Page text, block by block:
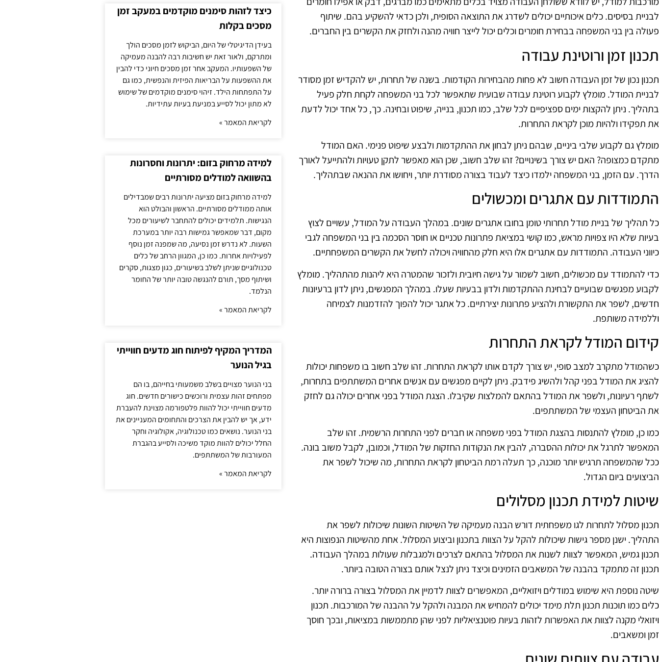
לבניית בסיסים. כלים איכותיים יכולים לשדרג את התוצאה הסופית, ולכן כדאי להשקיע בהם. שיתוף
פעולה בין בני המשפחה בבחירת חומרים וכלים יכול לייצר חוויה מהנה ולחזק את הקשרים בין החברים.
תכנון זמן ורוטינת עבודה
תכנון נכון של זמן העבודה חשוב לא פחות מהבחירות הקודמות. בשנה של תחרות, יש להקדיש זמן מסודר
לבניית המודל. מומלץ לקבוע רוטינת עבודה שבועית שתאפשר לכל בני המשפחה לקחת חלק פעיל
בתהליך. ניתן להקצות ימים ספציפיים לכל שלב, כמו תכנון, בנייה, שיפוט ובחינה. כך, כל אחד יכול לדעת
את תפקידו ולהיות מוכן לקראת התחרות.
מומלץ גם לקבוע שלבי ביניים, שבהם ניתן לבחון את ההתקדמות ולבצע שיפוט פנימי. האם המודל
מתקדם כמצופה? האם יש צורך בשינויים? זהו שלב חשוב, שכן הוא מאפשר לתקן טעויות ולהתייעל לאורך
הדרך. עם הזמן, בני המשפחה ילמדו כיצד לעבוד בצורה מסודרת יותר, ויחושו את ההנאה שבתהליך.
התמודדות עם אתגרים ומכשולים
כל תהליך של בניית מודל תחרותי טומן בחובו אתגרים שונים. במהלך העבודה על המודל, עשויים לצוץ
בעיות שלא היו צפויות מראש, כמו קושי במציאת פתרונות טכניים או חוסר הסכמה בין בני המשפחה לגבי
כיווני העבודה. התמודדות עם אתגרים אלו היא חלק מהחוויה ויכולה לחשל את הקשרים המשפחתיים.
כדי להתמודד עם מכשולים, חשוב לשמור על גישה חיובית ולזכור שהמטרה היא ליהנות מהתהליך. מומלץ
לקבוע מפגשים שבועיים לבחינת ההתקדמות ולדון בבעיות שעלו. במהלך המפגשים, ניתן לדון ברעיונות
חדשים, לשפר את התקשורת ולהציע פתרונות יצירתיים. כל אתגר יכול להפוך להזדמנות לצמיחה
וללמידה משותפת.
קידום המודל לקראת התחרות
כשהמודל מתקרב למצב סופי, יש צורך לקדם אותו לקראת התחרות. זהו שלב חשוב בו משפחות יכולות
להציג את המודל בפני קהל ולהשיג פידבק. ניתן לקיים מפגשים עם אנשים אחרים המשתתפים בתחרות,
לשתף רעיונות, ולשפר את המודל בהתאם להמלצות שקיבלו. הצגת המודל בפני אחרים יכולה גם לחזק
את הביטחון העצמי של המשתתפים.
כמו כן, מומלץ להתנסות בהצגת המודל בפני משפחה או חברים לפני התחרות הרשמית. זהו שלב
המאפשר לתרגל את יכולות ההסברה, להבין את הנקודות החזקות של המודל, וכמובן, לקבל משוב בונה.
ככל שהמשפחה תרגיש יותר מוכנה, כך תעלה רמת הביטחון לקראת התחרות, מה שיכול לשפר את
הביצועים ביום הגדול.
שיטות למידת תכנון מסלולים
תכנון מסלול לתחרות לגו משפחתית דורש הבנה מעמיקה של השיטות השונות שיכולות לשפר את
התהליך. ישנן מספר גישות שיכולות להקל על הצוות בתכנון וביצוע המסלול. אחת מהשיטות הנפוצות היא
תכנון גמיש, המאפשר לצוות לשנות את המסלול בהתאם לצרכים ולמגבלות שעולות במהלך העבודה.
תכנון זה מתמקד בהבנה של המשאבים הזמינים וכיצד ניתן לנצל אותם בצורה הטובה ביותר.
שיטה נוספת היא שימוש במודלים ויזואליים, המאפשרים לצוות לדמיין את המסלול בצורה ברורה יותר.
כלים כמו תוכנות תכנון תלת מימד יכולים להמחיש את המבנה ולהקל על ההבנה של המורכבות. תכנון
ויזואלי מקנה לצוות את האפשרות לזהות בעיות פוטנציאליות לפני שהן מתממשות במציאות, ובכך חוסך
זמן ומשאבים.
כיצד לזהות סימנים מוקדמים במעקב זמן
מסכים בקלות
בעידן הדיגיטלי של היום, הביקוש לזמן מסכים הולך
ומתרקם, ולאור זאת יש חשיבות רבה להבנה מעמיקה
של השפעותיו. המעקב אחר זמן מסכים חיוני כדי להבין
את ההשפעות על הבריאות הפיזית והנפשית, כמו גם
על התפתחות הילד. זיהוי סימנים מוקדמים של שימוש
לא מתון יכול לסייע במניעת בעיות עתידיות.
לקריאת המאמר »
למידה מרחוק בזום: יתרונות וחסרונות
בהשוואה למודלים מסורתיים
למידה מרחוק בזום מציעה יתרונות רבים שמבדילים
אותה ממודלים מסורתיים. הראשון והבולט הוא
הנגישות. תלמידים יכולים להתחבר לשיעורים מכל
מקום, דבר שמאפשר גמישות רבה יותר במערכת
השעות. לא נדרש זמן נסיעה, מה שמפנה זמן נוסף
לפעילויות אחרות. כמו כן, המגוון הרחב של כלים
טכנולוגיים שניתן לשלב בשיעורים, כגון מצגות, סקרים
ושיתוף מסך, תורם להנגשה טובה יותר של החומר
הנלמד.
לקריאת המאמר »
המדריך המקיף לפיתוח חוג מדעים חווייתי
בגיל הנוער
בני הנוער מצויים בשלב משמעותי בחייהם, בו הם
מפתחים זהות עצמית ורוכשים כישורים חדשים. חוג
מדעים חווייתי יכול להוות פלטפורמה מצוינת להעברת
ידע, אך יש להבין את הצרכים והתחומים המעניינים את
בני הנוער. נושאים כמו טכנולוגיה, אקולוגיה וחקר
החלל יכולים להוות מוקד משיכה ולסייע בהגברת
המעורבות של המשתתפים.
לקריאת המאמר »